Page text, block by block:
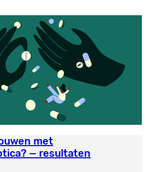
met
— resultaten